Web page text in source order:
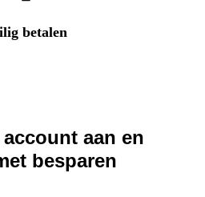
betalen
account aan en
besparen